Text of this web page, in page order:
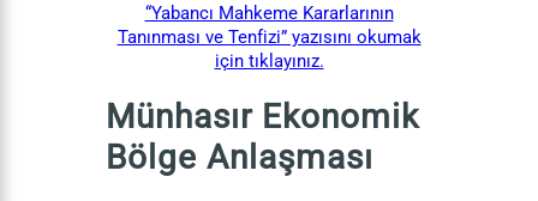
“Yabancı Mahkeme Kararlarının
Tanınması ve Tenfizi” yazısını okumak
için tıklayınız.
Münhasır Ekonomik
Bölge Anlaşması